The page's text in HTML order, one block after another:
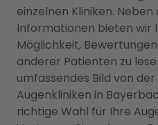
einzelnen Kliniken.
Informationen bieten wir
Möglichkeit,
anderer Patienten zu
umfassendes Bild von
Augenkliniken in
richtige Wahl für Ihre